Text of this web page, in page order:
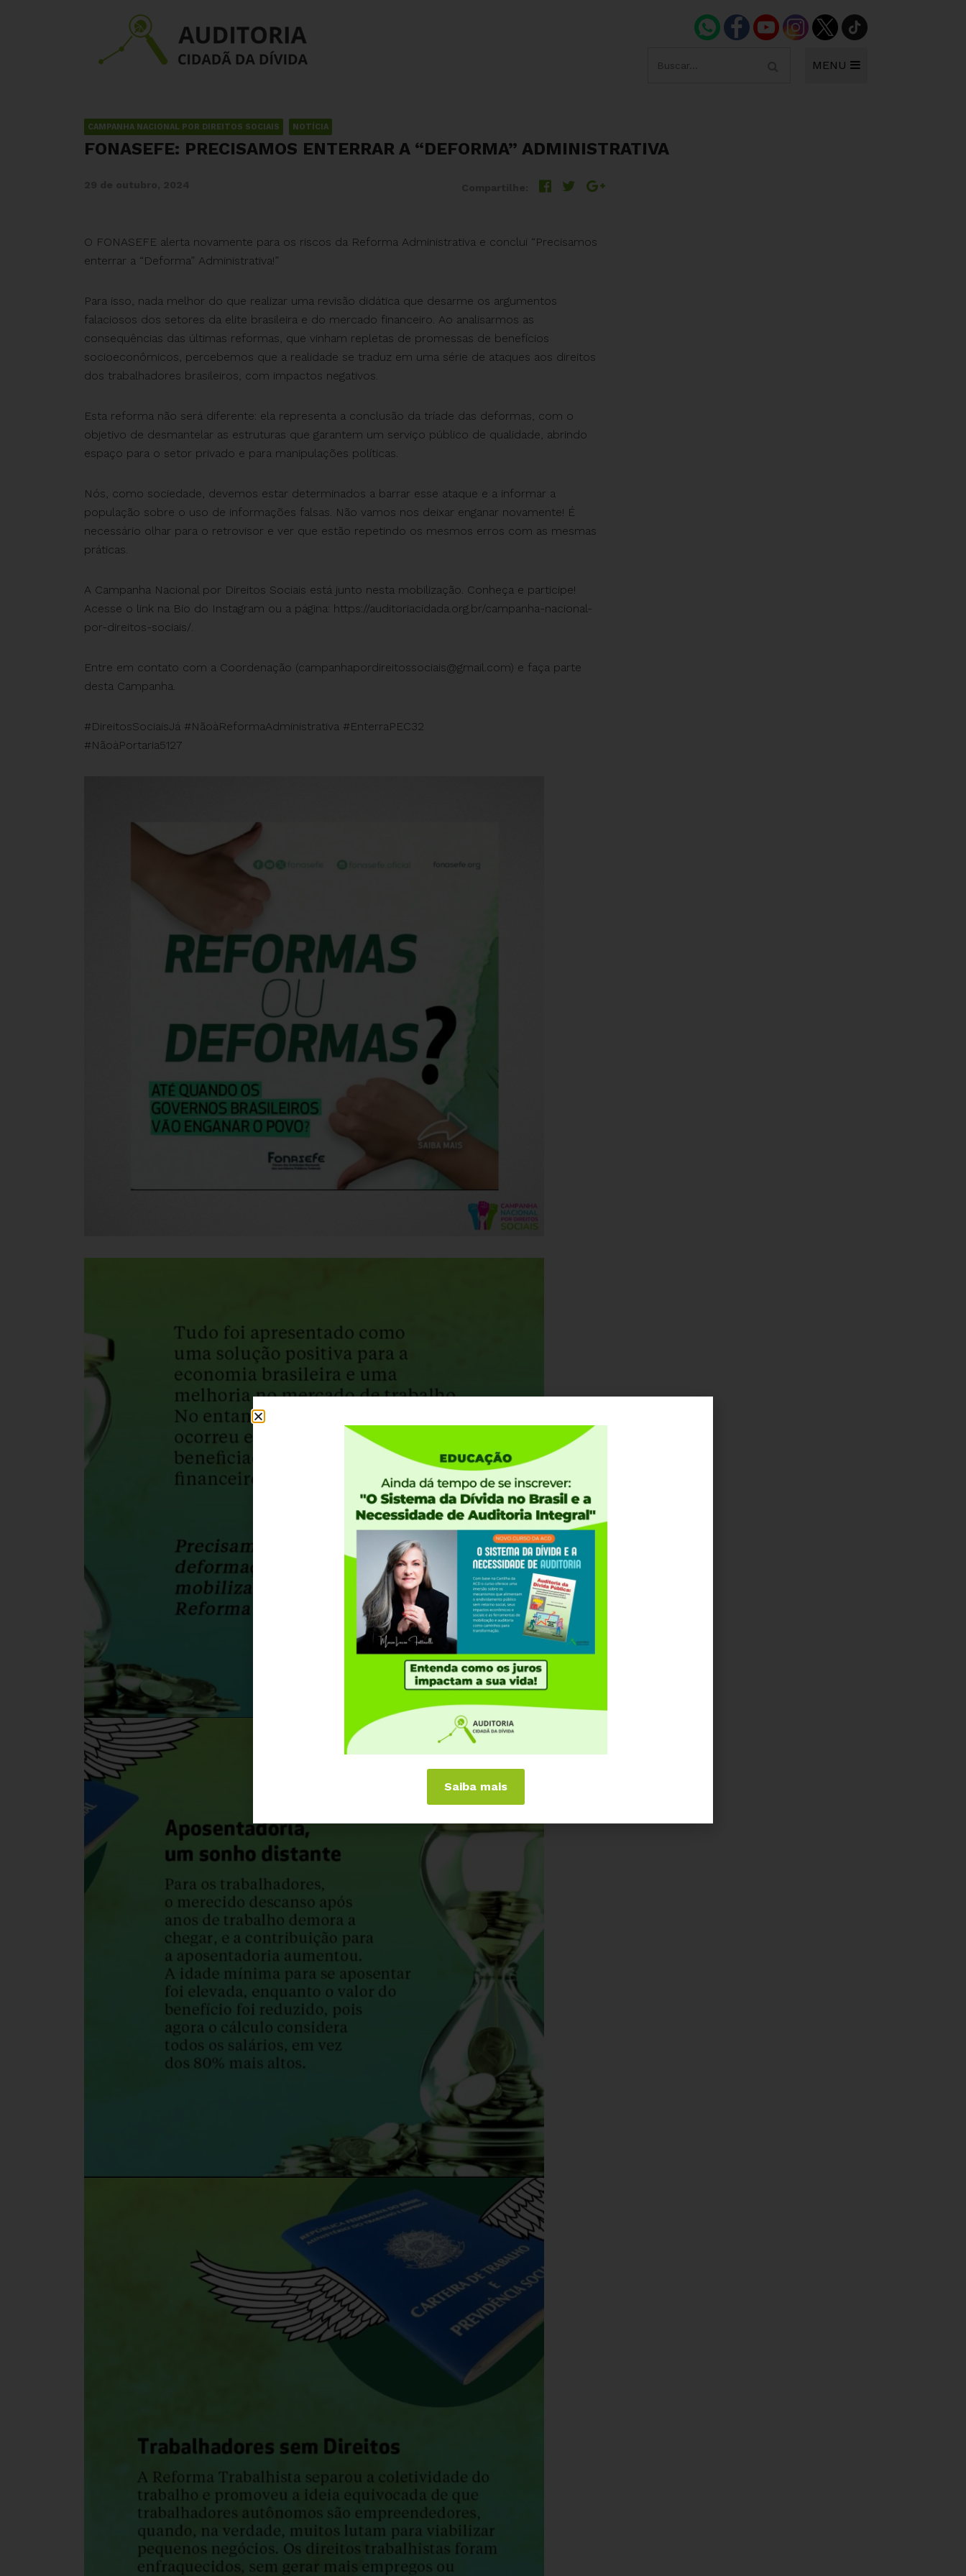
MENU
CAMPANHA NACIONAL POR DIREITOS SOCIAIS NOTÍCIA
FONASEFE: PRECISAMOS ENTERRAR A “DEFORMA” ADMINISTRATIVA
O FONASEFE alerta novamente para os riscos da Reforma Administrativa e conclui “Precisamos
enterrar a “Deforma” Administrativa!”
Para isso, nada melhor do que realizar uma revisão didática que desarme os argumentos
falaciosos dos setores da elite brasileira e do mercado financeiro. Ao analisarmos as
consequências das últimas reformas, que vinham repletas de promessas de benefícios
socioeconômicos, percebemos que a realidade se traduz em uma série de ataques aos direitos
dos trabalhadores brasileiros, com impactos negativos.
Esta reforma não será diferente: ela representa a conclusão da tríade das deformas, com o
objetivo de desmantelar as estruturas que garantem um serviço público de qualidade, abrindo
espaço para o setor privado e para manipulações políticas.
Nós, como sociedade, devemos estar determinados a barrar esse ataque e a informar a
população sobre o uso de informações falsas. Não vamos nos deixar enganar novamente! É
necessário olhar para o retrovisor e ver que estão repetindo os mesmos erros com as mesmas
práticas.
A Campanha Nacional por Direitos Sociais está junto nesta mobilização. Conheça e participe!
Acesse o link na Bio do Instagram ou a página: https://auditoriacidada.org.br/campanha-nacional-
por-direitos-sociais/.
Entre em contato com a Coordenação (campanhapordireitossociais@gmail.com) e faça parte
desta Campanha.
#DireitosSociaisJá #NãoàReformaAdministrativa #EnterraPEC32
#NãoàPortaria5127
Saiba mais